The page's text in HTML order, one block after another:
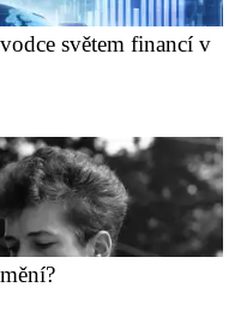
světem financí v